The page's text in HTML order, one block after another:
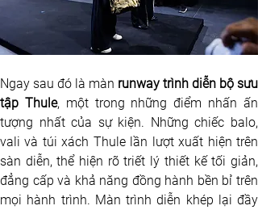
Ngay sau đó là màn runway trình diễn bộ sưu
tập Thule, một trong những điểm nhấn ấn
tượng nhất của sự kiện. Những chiếc balo,
vali và túi xách Thule lần lượt xuất hiện trên
sàn diễn, thể hiện rõ triết lý thiết kế tối giản,
đẳng cấp và khả năng đồng hành bền bỉ trên
mọi hành trình. Màn trình diễn khép lại đầy